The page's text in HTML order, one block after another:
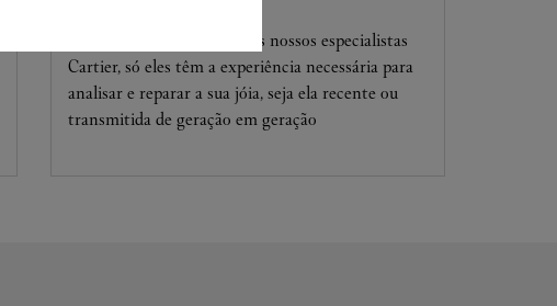
Confie suas criações para os nossos especialistas
Cartier, só eles têm a experiência necessária para
analisar e reparar a sua jóia, seja ela recente ou
transmitida de geração em geração